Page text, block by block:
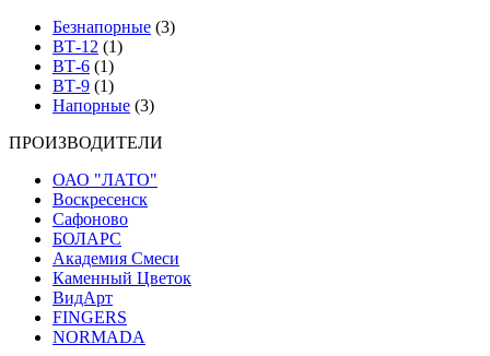
Безнапорные (3)
ВТ-12 (1)
ВТ-6 (1)
ВТ-9 (1)
Напорные (3)
ПРОИЗВОДИТЕЛИ
ОАО "ЛАТО"
Воскресенск
Сафоново
БОЛАРС
Академия Смеси
Каменный Цветок
ВидАрт
FINGERS
NORMADA